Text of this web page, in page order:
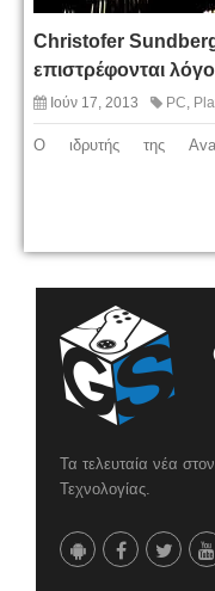
Christofer
επιστρέφονται
Ιούν 17, 2013 PC,
Ο ιδρυτής της
Τα τελευταία νέα
Τεχνολογίας.